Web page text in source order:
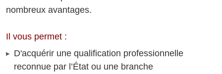
nombreux avantages.
Il vous permet :
D'acquérir une qualification professionnelle
reconnue par l’État ou une branche